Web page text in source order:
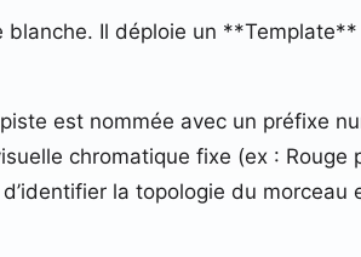
Il déploie un
est nommée avec un préfixe
chromatique fixe (ex : Rouge
la topologie du